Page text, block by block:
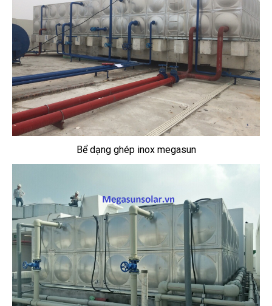
Bể dạng ghép inox megasun